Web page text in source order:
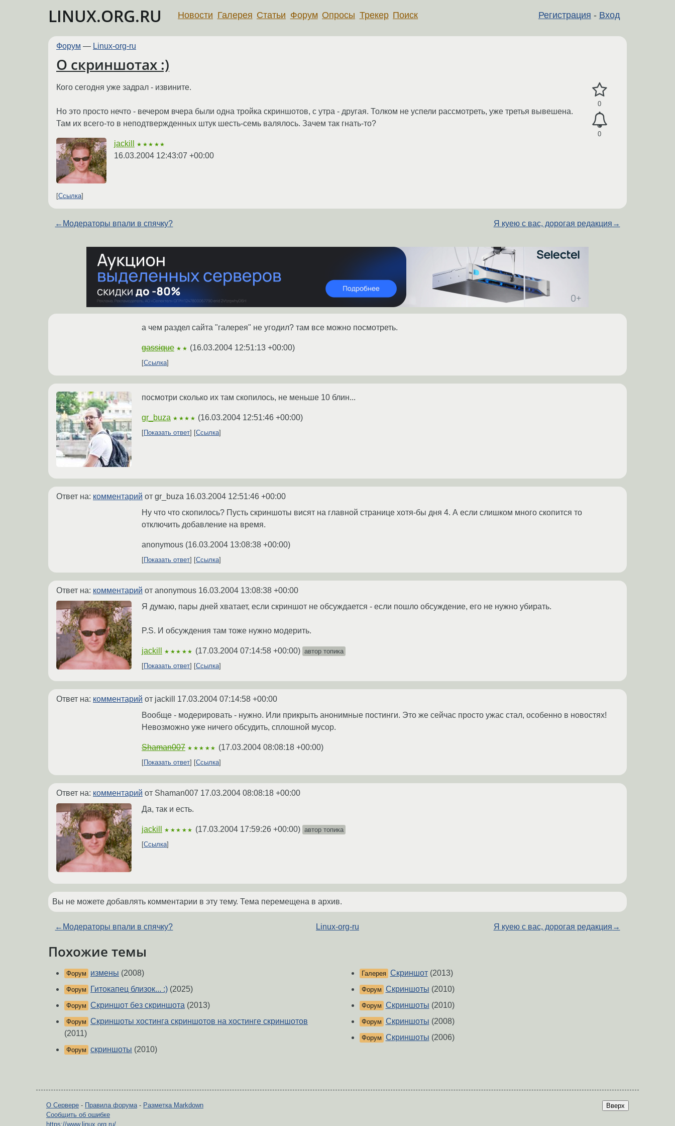
LINUX.ORG.RU Регистрация - Вход
Новости Галерея Статьи Форум Опросы Трекер Поиск
Форум — Linux-org-ru
О скриншотах :)
0
0
Кого сегодня уже задрал - извините.
Но это просто нечто - вечером вчера были одна тройка скриншотов, с утра - другая. Толком не успели рассмотреть, уже третья вывешена.
Там их всего-то в неподтвержденных штук шесть-семь валялось. Зачем так гнать-то?
jackill ★★★★★
16.03.2004 12:43:07 +00:00
Ссылка
← Модераторы впали в спячку? Я куею с вас, дорогая редакция →
а чем раздел сайта "галерея" не угодил? там все можно посмотреть.
gassique ★★ (16.03.2004 12:51:13 +00:00)
Ссылка
посмотри сколько их там скопилось, не меньше 10 блин...
gr_buza ★★★★ (16.03.2004 12:51:46 +00:00)
Показать ответ Ссылка
Ответ на: комментарий от gr_buza 16.03.2004 12:51:46 +00:00
Ну что что скопилось? Пусть скриншоты висят на главной странице хотя-бы дня 4. А если слишком много скопится то
отключить добавление на время.
anonymous (16.03.2004 13:08:38 +00:00)
Показать ответ Ссылка
Ответ на: комментарий от anonymous 16.03.2004 13:08:38 +00:00
Я думаю, пары дней хватает, если скриншот не обсуждается - если пошло обсуждение, его не нужно убирать.
P.S. И обсуждения там тоже нужно модерить.
jackill ★★★★★ (17.03.2004 07:14:58 +00:00) автор топика
Показать ответ
Ссылка
Ответ на: комментарий от jackill 17.03.2004 07:14:58 +00:00
Вообще - модерировать - нужно. Или прикрыть анонимные постинги. Это же сейчас просто ужас стал, особенно в новостях!
Невозможно уже ничего обсудить, сплошной мусор.
Shaman007 ★★★★★ (17.03.2004 08:08:18 +00:00)
Показать ответ Ссылка
Ответ на: комментарий от Shaman007 17.03.2004 08:08:18 +00:00
Да, так и есть.
jackill ★★★★★ (17.03.2004 17:59:26 +00:00) автор топика
Ссылка
Вы не можете добавлять комментарии в эту тему. Тема перемещена в архив.
← Модераторы впали в спячку? Linux-org-ru Я куею с вас, дорогая редакция →
Похожие темы
Форум измены (2008)
Форум Гитокапец близок... :) (2025)
Форум Скриншот без скриншота (2013)
Форум Скриншоты хостинга скриншотов на хостинге скриншотов
(2011)
Форум скриншоты (2010)
Галерея Скриншот(2013)
Форум Скриншоты (2010)
Форум Скриншоты (2010)
Форум Скриншоты (2008)
Форум Скриншоты (2006)
Вверх
О Сервере - Правила форума - Разметка Markdown
Сообщить об ошибке
https://www.linux.org.ru/